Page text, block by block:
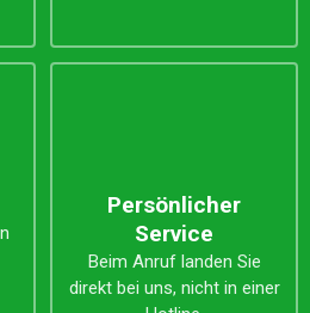
Persönlicher
Service
Beim Anruf landen Sie
direkt bei uns, nicht in einer